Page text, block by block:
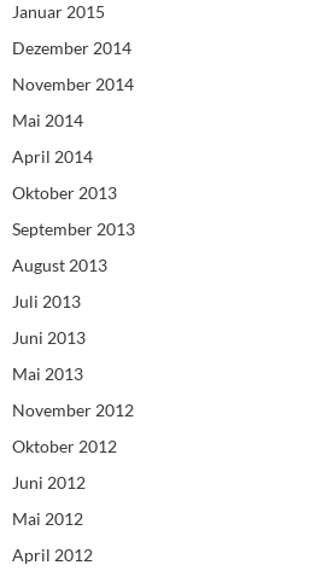
Januar 2015
Dezember 2014
November 2014
Mai 2014
April 2014
Oktober 2013
September 2013
August 2013
Juli 2013
Juni 2013
Mai 2013
November 2012
Oktober 2012
Juni 2012
Mai 2012
April 2012